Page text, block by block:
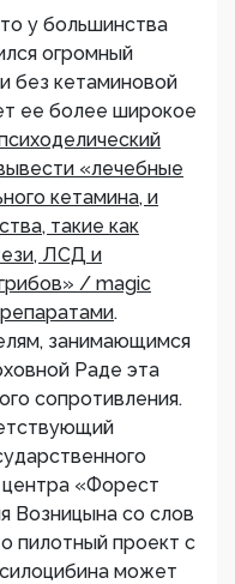
у большинства
огромный
без кетаминовой
ее более широкое
«лечебные
кетамина, и
такие как
ЛСД и
/ magic
.
занимающимся
Раде эта
сопротивления.
«Форест
Возницына со слов
пилотный проект с
может